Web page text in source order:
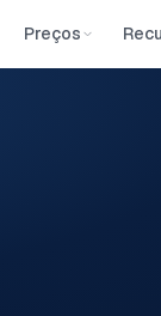
Preços